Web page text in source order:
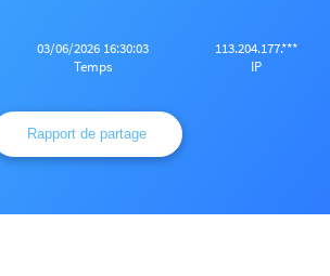
03/06/2026 16:30:03
Temps
113.204.177.***
IP
Rapport de partage